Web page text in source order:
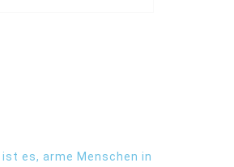
es, arme Menschen in